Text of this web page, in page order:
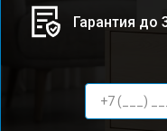
Гарантия до